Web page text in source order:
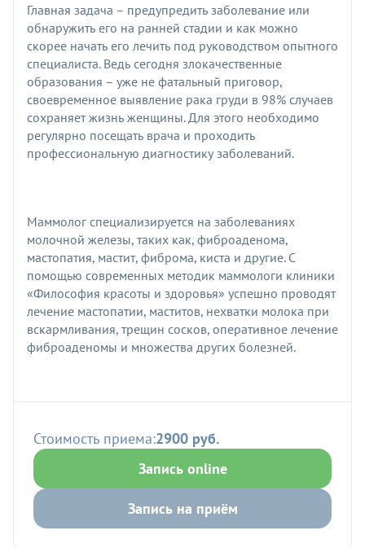
Главная задача – предупредить заболевание или
обнаружить его на ранней стадии и как можно
скорее начать его лечить под руководством опытного
специалиста. Ведь сегодня злокачественные
образования – уже не фатальный приговор,
своевременное выявление рака груди в 98% случаев
сохраняет жизнь женщины. Для этого необходимо
регулярно посещать врача и проходить
профессиональную диагностику заболеваний.
Маммолог специализируется на заболеваниях
молочной железы, таких как, фиброаденома,
мастопатия, мастит, фиброма, киста и другие. С
помощью современных методик маммологи клиники
«Философия красоты и здоровья» успешно проводят
лечение мастопатии, маститов, нехватки молока при
вскармливания, трещин сосков, оперативное лечение
фиброаденомы и множества других болезней.
Стоимость приема:2900 руб.
Запись online
Запись на приём